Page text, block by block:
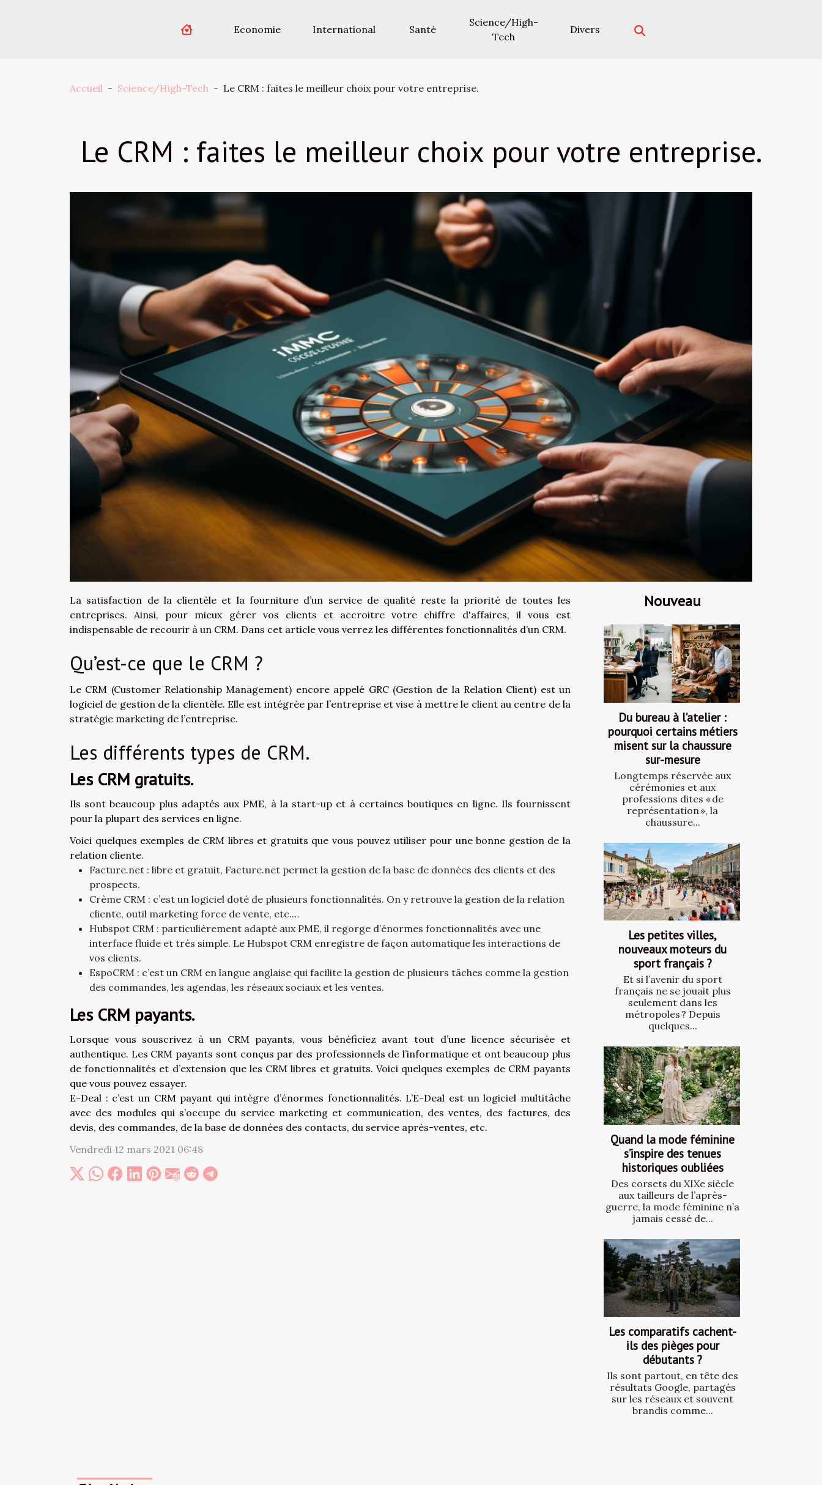
Economie International Santé
Science/High-
Tech
Divers
Accueil Science/High-Tech Le CRM : faites le meilleur choix pour votre entreprise.
Le CRM : faites le meilleur choix pour votre entreprise.
La satisfaction de la clientèle et la fourniture d’un service de qualité reste la priorité de toutes les
entreprises. Ainsi, pour mieux gérer vos clients et accroitre votre chiffre d'affaires, il vous est
indispensable de recourir à un CRM. Dans cet article vous verrez les différentes fonctionnalités d’un CRM.
Qu’est-ce que le CRM ?
Le CRM (Customer Relationship Management) encore appelé GRC (Gestion de la Relation Client) est un
logiciel de gestion de la clientèle. Elle est intégrée par l’entreprise et vise à mettre le client au centre de la
stratégie marketing de l’entreprise.
Les différents types de CRM.
Les CRM gratuits.
Ils sont beaucoup plus adaptés aux PME, à la start-up et à certaines boutiques en ligne. Ils fournissent
pour la plupart des services en ligne.
Voici quelques exemples de CRM libres et gratuits que vous pouvez utiliser pour une bonne gestion de la
relation cliente.
Facture.net : libre et gratuit, Facture.net permet la gestion de la base de données des clients et des
prospects.
Crème CRM : c’est un logiciel doté de plusieurs fonctionnalités. On y retrouve la gestion de la relation
cliente, outil marketing force de vente, etc.…
Hubspot CRM : particulièrement adapté aux PME, il regorge d’énormes fonctionnalités avec une
interface fluide et très simple. Le Hubspot CRM enregistre de façon automatique les interactions de
vos clients.
EspoCRM : c’est un CRM en langue anglaise qui facilite la gestion de plusieurs tâches comme la gestion
des commandes, les agendas, les réseaux sociaux et les ventes.
Les CRM payants.
Lorsque vous souscrivez à un CRM payants, vous bénéficiez avant tout d’une licence sécurisée et
authentique. Les CRM payants sont conçus par des professionnels de l’informatique et ont beaucoup plus
de fonctionnalités et d’extension que les CRM libres et gratuits. Voici quelques exemples de CRM payants
que vous pouvez essayer.
E-Deal : c’est un CRM payant qui intègre d’énormes fonctionnalités. L’E-Deal est un logiciel multitâche
avec des modules qui s’occupe du service marketing et communication, des ventes, des factures, des
devis, des commandes, de la base de données des contacts, du service après-ventes, etc.
Vendredi 12 mars 2021 06:48
Nouveau
Du bureau à l’atelier :
pourquoi certains métiers
misent sur la chaussure
sur-mesure
Longtemps réservée aux
cérémonies et aux
professions dites « de
représentation », la
chaussure...
Les petites villes,
nouveaux moteurs du
sport français ?
Et si l’avenir du sport
français ne se jouait plus
seulement dans les
métropoles ? Depuis
quelques...
Quand la mode féminine
s’inspire des tenues
historiques oubliées
Des corsets du XIXe siècle
aux tailleurs de l’après-
guerre, la mode féminine n’a
jamais cessé de...
Les comparatifs cachent-
ils des pièges pour
débutants ?
Ils sont partout, en tête des
résultats Google, partagés
sur les réseaux et souvent
brandis comme...